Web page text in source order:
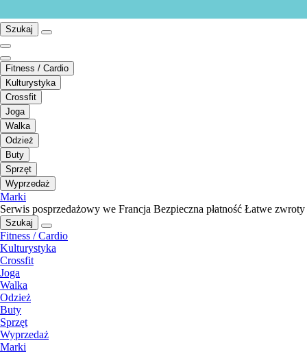
Szukaj
Fitness / Cardio
Kulturystyka
Crossfit
Joga
Walka
Odzież
Buty
Sprzęt
Wyprzedaż
Marki
Serwis posprzedażowy we Francja Bezpieczna płatność Łatwe zwroty
Szukaj
Fitness / Cardio
Kulturystyka
Crossfit
Joga
Walka
Odzież
Buty
Sprzęt
Wyprzedaż
Marki